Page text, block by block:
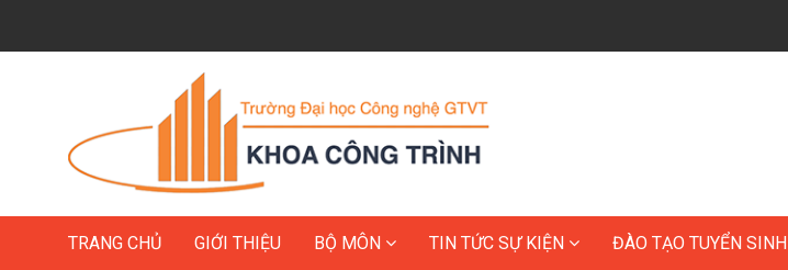
TRANG CHỦ GIỚI THIỆU BỘ MÔN TIN TỨC SỰ KIỆN ĐÀO TẠO TUYỂN SINH